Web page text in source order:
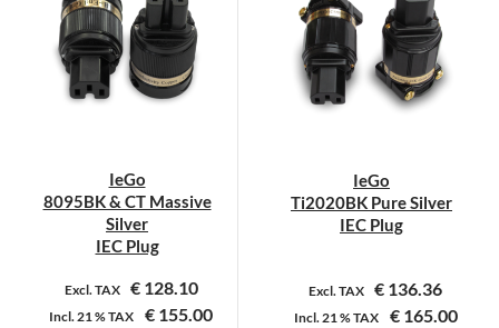
variaties.
Deze
optie
kan
de
productpagina
IeGo
8095BK & CT Massive
Silver
IEC Plug
Excl. TAX €128.10
Incl.21 %TAX € 155.00
IeGo
Ti2020BK Pure Silver
IEC Plug
Excl. TAX € 136.36
Incl.21 %TAX €165.00